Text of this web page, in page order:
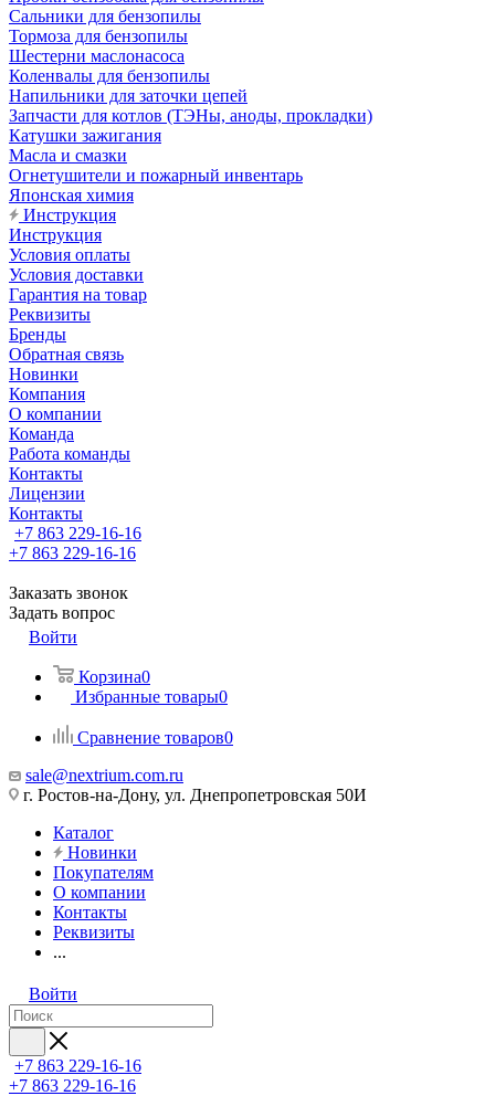
Сальники для бензопилы
Тормоза для бензопилы
Шестерни маслонасоса
Коленвалы для бензопилы
Напильники для заточки цепей
Запчасти для котлов (ТЭНы, аноды, прокладки)
Катушки зажигания
Масла и смазки
Огнетушители и пожарный инвентарь
Японская химия
Инструкция
Инструкция
Условия оплаты
Условия доставки
Гарантия на товар
Реквизиты
Бренды
Обратная связь
Новинки
Компания
О компании
Команда
Работа команды
Контакты
Лицензии
Контакты
+7 863 229-16-16
+7 863 229-16-16
Заказать звонок
Задать вопрос
Войти
Корзина0
Избранные товары0
Сравнение товаров0
sale@nextrium.com.ru
г. Ростов-на-Дону, ул. Днепропетровская 50И
Каталог
Новинки
Покупателям
О компании
Контакты
Реквизиты
...
Войти
+7 863 229-16-16
+7 863 229-16-16